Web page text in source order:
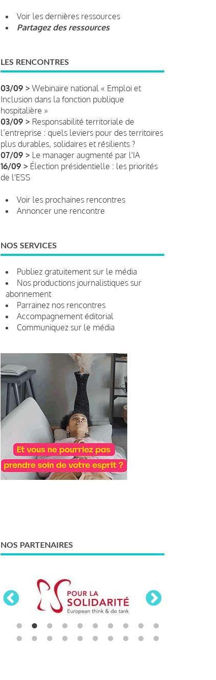
Voir les dernières ressources
Partagez des ressources
LES RENCONTRES
03/09 > Webinaire national « Emploi et
Inclusion dans la fonction publique
hospitalière »
03/09 > Responsabilité territoriale de
l’entreprise : quels leviers pour des territoires
plus durables, solidaires et résilients ?
07/09 > Le manager augmenté par l'IA
16/09 > Élection présidentielle : les priorités
de l'ESS
Voir les prochaines rencontres
Annoncer une rencontre
NOS SERVICES
Publiez gratuitement sur le média
Nos productions journalistiques sur
abonnement
Parrainez nos rencontres
Accompagnement éditorial
Communiquez sur le média
NOS PARTENAIRES